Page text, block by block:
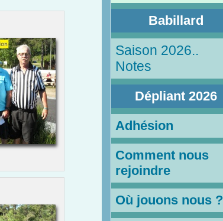
Babillard
Saison 2026..
Notes
Dépliant 2026
Adhésion
Comment nous
rejoindre
Où jouons nous ?